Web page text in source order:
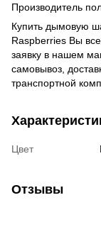
Производитель
Купить дымовую
Raspberries Вы
заявку в нашем
самовывоз,
транспортной
Цвет
Отзывы